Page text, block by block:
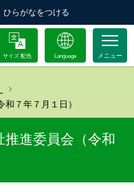
ひらがなをつける
サイズ 配色 Language
７年７月１日）
進委員会（令和